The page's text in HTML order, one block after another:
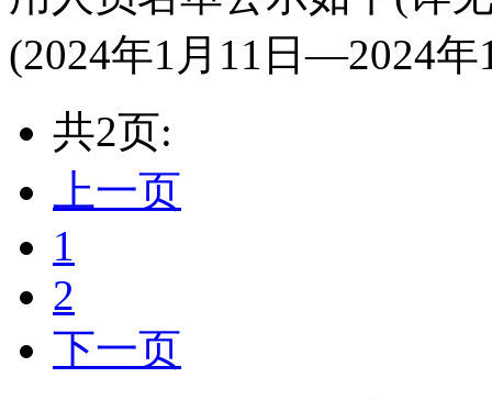
(2024年1月11日—2024年
共2页:
上一页
1
2
下一页